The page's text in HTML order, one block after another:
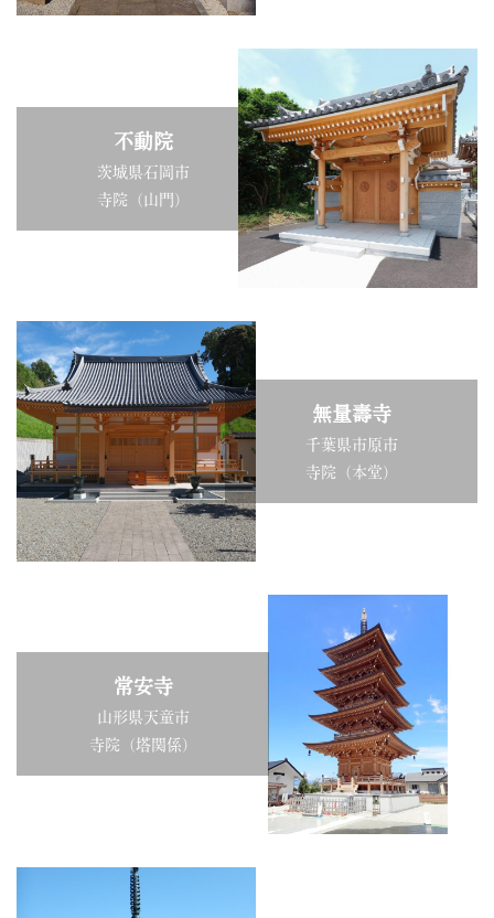
不動院
茨城県石岡市
寺院（山門）
無量壽寺
千葉県市原市
寺院（本堂）
常安寺
山形県天童市
寺院（塔関係）